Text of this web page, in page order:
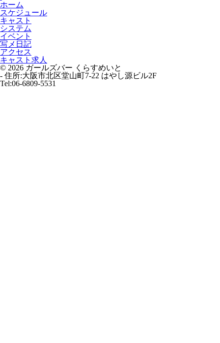
ホーム
スケジュール
キャスト
システム
イベント
写メ日記
アクセス
キャスト求人
© 2026 ガールズバー くらすめいと
- 住所:大阪市北区堂山町7-22 はやし源ビル2F
Tel:06-6809-5531